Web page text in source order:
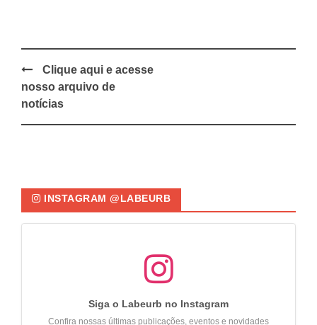
Post
navigation
Clique aqui e acesse
nosso arquivo de
notícias
INSTAGRAM @LABEURB
Siga o Labeurb no Instagram
Confira nossas últimas publicações, eventos e novidades